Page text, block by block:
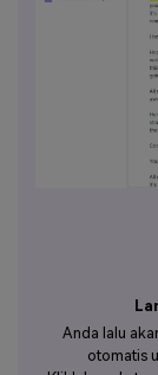
Anda lalu
otomatis